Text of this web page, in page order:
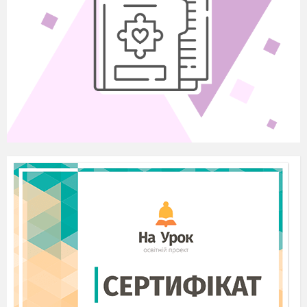
Над ставом чистим.
4 уч.
Спасибі, земле, що ти родиш хліб,
Спасибі, земле, що на Україні
Колись давно з убогої хатини
Тарас великий вирушив у світ.
1-ша сторінка журналу «Дитячі роки
на Звенигородщині, в хаті Григорія Шевченка,
кріпака пана Енгельгардта, блиснув вогник,
єдиний на все село; народилась нова панові
кріпацька душа, а Україні – великий співець
Тарас Шевченко…
І досі сниться: під горою
Між вербами понад водою
Біленька хаточка. Колись
Мене там мати сповивала